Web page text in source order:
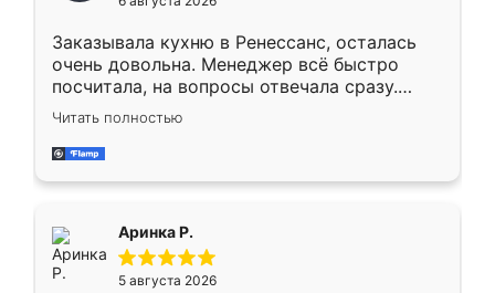
мебели буду заказывать только здесь.
Заказывала кухню в Ренессанс, осталась
очень довольна. Менеджер всё быстро
посчитала, на вопросы отвечала сразу.
Замерщик приехал в субботу, подошёл к
делу со всей ответственностью. Собрали
за день, ребята работали аккуратно, даже
Читать полностью
Аринка Р.
5 августа 2026